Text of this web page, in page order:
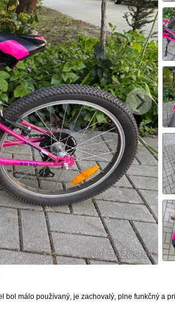
bol málo používaný, je zachovalý, plne funkčný a